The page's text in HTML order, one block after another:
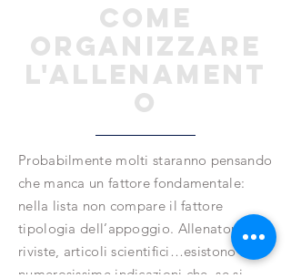
come
organizzare
l'allenament
o
Probabilmente molti staranno pensando
che manca un fattore fondamentale:
nella lista non compare il fattore
tipologia dell’appoggio. Allenatori,
riviste, articoli scientifici…esistono
numerosissime indicazioni che, se si